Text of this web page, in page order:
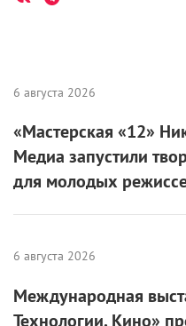
6 августа 2026
«Мастерская «12»
Медиа запустили
для молодых
6 августа 2026
Международная
Технологии. Кино»